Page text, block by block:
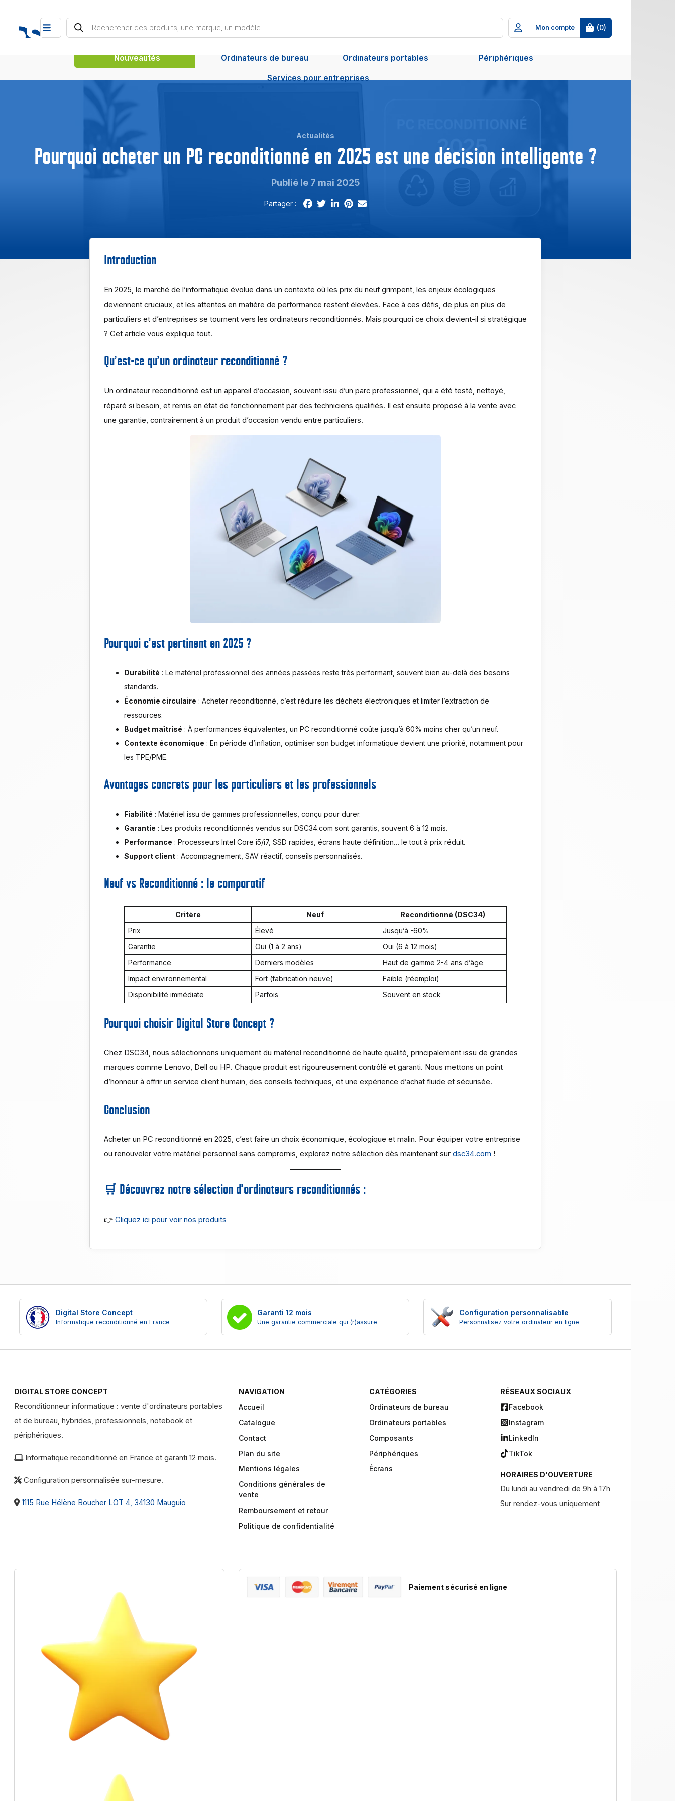
Recherche de produits
Mon compte (0)
Nouveautés Ordinateurs de bureau Ordinateurs portables Périphériques
Services pour entreprises
Actualités
Pourquoi acheter un PC reconditionné en 2025 est une décision intelligente ?
Publié le 7 mai 2025
Partager :
Introduction
En 2025, le marché de l’informatique évolue dans un contexte où les prix du neuf grimpent, les enjeux écologiques
deviennent cruciaux, et les attentes en matière de performance restent élevées. Face à ces défis, de plus en plus de
particuliers et d’entreprises se tournent vers les ordinateurs reconditionnés. Mais pourquoi ce choix devient-il si stratégique
? Cet article vous explique tout.
Qu’est-ce qu’un ordinateur reconditionné ?
Un ordinateur reconditionné est un appareil d’occasion, souvent issu d’un parc professionnel, qui a été testé, nettoyé,
réparé si besoin, et remis en état de fonctionnement par des techniciens qualifiés. Il est ensuite proposé à la vente avec
une garantie, contrairement à un produit d’occasion vendu entre particuliers.
Pourquoi c’est pertinent en 2025 ?
Durabilité : Le matériel professionnel des années passées reste très performant, souvent bien au-delà des besoins
standards.
Économie circulaire : Acheter reconditionné, c’est réduire les déchets électroniques et limiter l’extraction de
ressources.
Budget maîtrisé : À performances équivalentes, un PC reconditionné coûte jusqu’à 60% moins cher qu’un neuf.
Contexte économique : En période d’inflation, optimiser son budget informatique devient une priorité, notamment pour
les TPE/PME.
Avantages concrets pour les particuliers et les professionnels
Fiabilité : Matériel issu de gammes professionnelles, conçu pour durer.
Garantie : Les produits reconditionnés vendus sur DSC34.com sont garantis, souvent 6 à 12 mois.
Performance : Processeurs Intel Core i5/i7, SSD rapides, écrans haute définition… le tout à prix réduit.
Support client : Accompagnement, SAV réactif, conseils personnalisés.
Neuf vs Reconditionné : le comparatif
Critère Neuf
Reconditionné (DSC34)
Prix
Élevé
Jusqu’à -60%
Garantie
Oui (1 à 2 ans)
Oui (6 à 12 mois)
Performance
Derniers modèles
Haut de gamme 2-4 ans d’âge
Impact environnemental
Fort (fabrication neuve)
Faible (réemploi)
Disponibilité immédiate
Parfois Souvent en stock
Pourquoi choisir Digital Store Concept ?
Chez DSC34, nous sélectionnons uniquement du matériel reconditionné de haute qualité, principalement issu de grandes
marques comme Lenovo, Dell ou HP. Chaque produit est rigoureusement contrôlé et garanti. Nous mettons un point
d’honneur à offrir un service client humain, des conseils techniques, et une expérience d’achat fluide et sécurisée.
Conclusion
Acheter un PC reconditionné en 2025, c’est faire un choix économique, écologique et malin. Pour équiper votre entreprise
ou renouveler votre matériel personnel sans compromis, explorez notre sélection dès maintenant sur dsc34.com !
🛒 Découvrez notre sélection d’ordinateurs reconditionnés :
👉 Cliquez ici pour voir nos produits
Digital Store Concept
Informatique reconditionné en France
Garanti 12 mois
Une garantie commerciale qui (r)assure
Configuration personnalisable
Personnalisez votre ordinateur en ligne
DIGITAL STORE CONCEPT
Reconditionneur informatique : vente d'ordinateurs portables
et de bureau, hybrides, professionnels, notebook et
périphériques.
Informatique reconditionné en France et garanti 12 mois.
Configuration personnalisée sur-mesure.
1115 Rue Hélène Boucher LOT 4, 34130 Mauguio
NAVIGATION
Accueil
Catalogue
Contact
Plan du site
Mentions légales
Conditions générales de
vente
Remboursement et retour
Politique de confidentialité
CATÉGORIES
Ordinateurs de bureau
Ordinateurs portables
Composants
Périphériques
Écrans
RÉSEAUX SOCIAUX
Facebook
Instagram
LinkedIn
TikTok
HORAIRES D'OUVERTURE
Du lundi au vendredi de 9h à 17h
Sur rendez-vous uniquement
Paiement sécurisé en ligne